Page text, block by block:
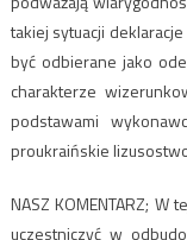
takiej sytuacji
być odbierane jako
charakterze
podstawami
proukraińskie
NASZ KOMENTARZ;
uczestniczyć w